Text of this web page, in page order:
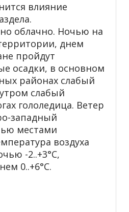
влияние
облачно. Ночью на
днем
пройдут
осадки, в основном
районах слабый
слабый
гололедица. Ветер
западный
местами
воздуха
-2..+3°С,
0..+6°С.